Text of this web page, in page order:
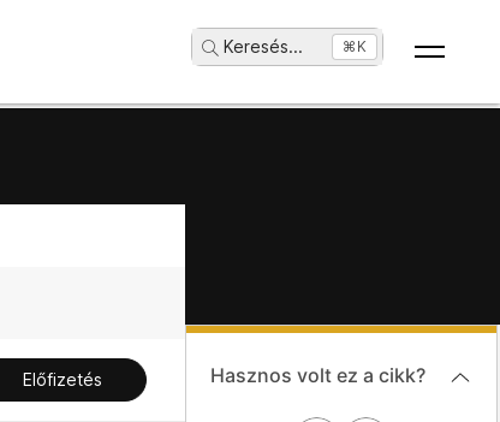
Keresés... ⌘K
Előfizetés Hasznos volt ez a cikk?